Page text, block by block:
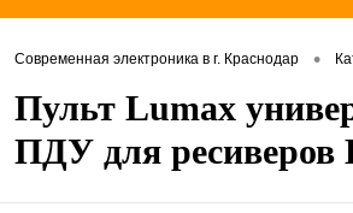
Современная электроника в г. Краснодар •
Пульт Lumax
ПДУ для ресиверов